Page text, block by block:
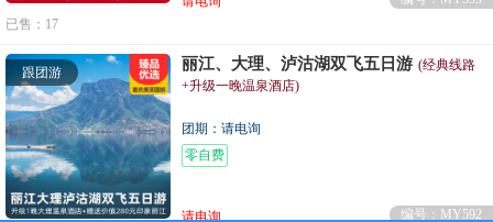
已售：17
跟团游 丽江、大理、泸沽湖双飞五日游 (经典线路
+升级一晚温泉酒店)
团期：请电询
零自费
请电询 编号：MY592